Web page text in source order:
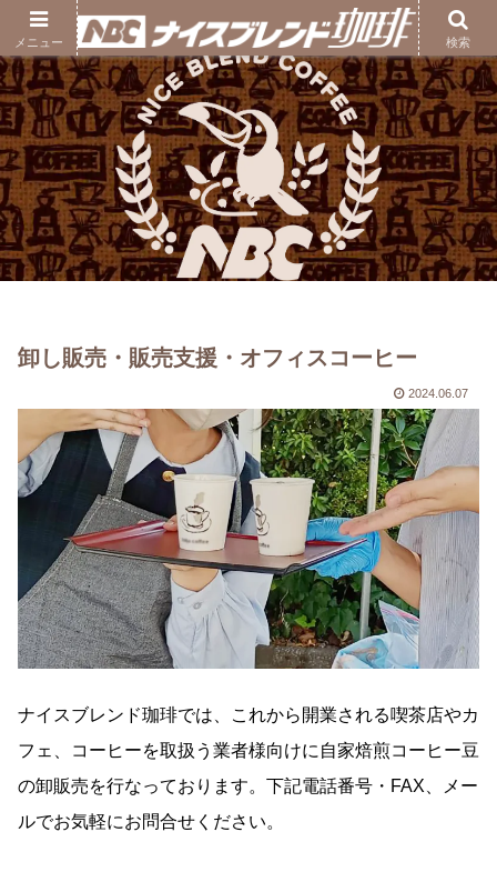
ナイスブレンド珈琲｜熊本の自家焙煎コーヒー豆専門店
卸し販売・販売支援・オフィスコーヒー
2024.06.07
ナイスブレンド珈琲では、これから開業される喫茶店やカ
フェ、コーヒーを取扱う業者様向けに自家焙煎コーヒー豆
の卸販売を行なっております。下記電話番号・FAX、メー
ルでお気軽にお問合せください。
メニュー 検索